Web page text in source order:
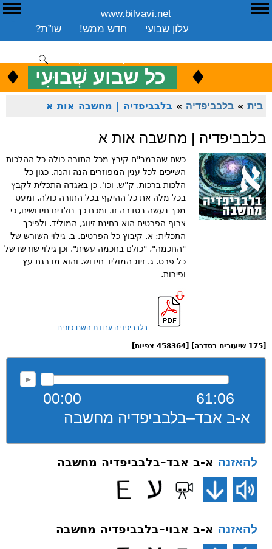
www.bilvavi.net
שו”ת?
חדש ממש!
עלון שבועי
שיעורים שבועי
ספרים
ארכיון
סקירה כללית
ENGLISH ♦ כל שבוע שְׁבוּעִי ♦
בית » בלבביפדיה » בלבביפדיה | מחשבה אות א
בלבביפדיה | מחשבה אות א
כשם שהרמב"ם קיבץ מכל התורה כולה כל ההלכות
השייכים לכל ענין המפוזרים הנה והנה. כגון כל
הלכות ברכות, ק"ש, וכו'. כן באגדה התכלית לקבץ
בכל מלה את כל ההיקף בכל התורה כולה. ומעט
מכך נעשה בסדרה זו. ומכח כך נולדים חידושים, כי
צרוף הפרטים הוא בחינת זיווג, המוליד. ולפיכך
התכלית: א. קיבוץ כל הפרטים. ב. גילוי השורש של
"החכמה", "כולם בחכמה עשית". וכן גילוי שורשו של
כל פרט. ג. זיוג המוליד חידוש. והוא מדרגת עץ
ופירות.
בלבביפדיה עבודת השם-פורים
00:00
61:06
א-ב אבד–בלבביפדיה מחשבה
להאזנה א-ב אבד–בלבביפדיה מחשבה
להאזנה א-ב אבוי–בלבביפדיה מחשבה